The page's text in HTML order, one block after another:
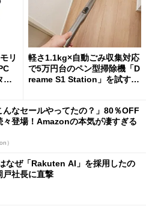
リ
イ
軽さ1.1kg×自動ごみ収集対応
で5万円台のペン型掃除機「D
reame S1 Station」を試す
んなセールやってたの？」80％OFF
々登場！Amazonの本気が凄すぎる
）
なぜ「Rakuten AI」を採用したの
社長に直撃